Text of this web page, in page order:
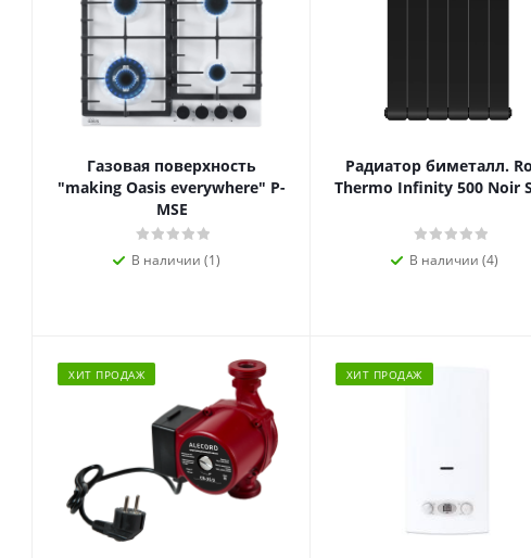
Газовая поверхность
"making Oasis everywhere" P-
MSE
В наличии (1)
Радиатор биметалл.
Thermo Infinity 500 Noir
В наличии (4)
ХИТ ПРОДАЖ ХИТ ПРОДАЖ